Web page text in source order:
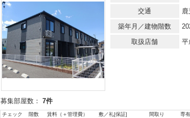
交通
鹿
築年月／建物階数
取扱店舗
平
募集部屋数： 7件
チェック 階数 賃料（＋管理費） 敷／礼[保証] 間取り 専